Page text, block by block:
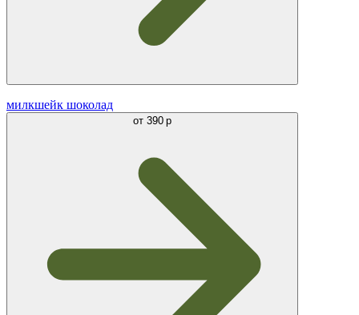
милкшейк шоколад
от 390 р